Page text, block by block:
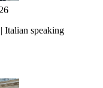
Italian speaking